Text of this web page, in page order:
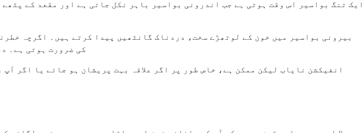
ایک تنگ بواسیر اس وقت ہوتی ہے جب اندرونی بواسیر باہر نکل جاتی ہے اور مقعد کے
بیرونی بواسیر میں خون کے لوتھڑے سخت، دردناک گانٹھیں پیدا کرتے ہیں۔ اگرچہ
کی ضرورت ہوتی ہے۔
انفیکشن نایاب لیکن ممکن ہے، خاص طور پر اگر علاقہ بہت پریشان ہو جائے یا اگر